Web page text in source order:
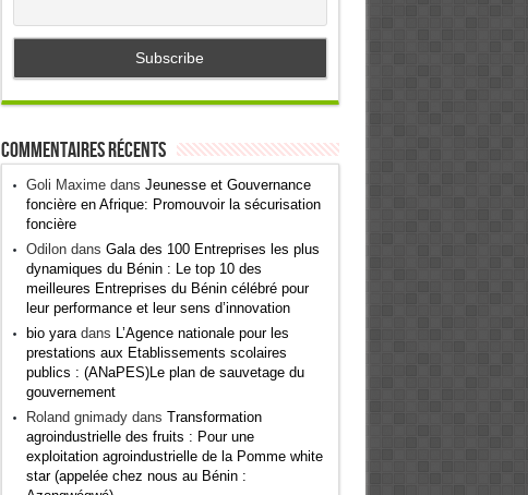
Commentaires récents
Goli Maximedans Jeunesse et Gouvernance
foncière en Afrique: Promouvoir la sécurisation
foncière
Odilondans Gala des 100 Entreprises les plus
dynamiques du Bénin : Le top 10 des
meilleures Entreprises du Bénin célébré pour
leur performance et leur sens d’innovation
bio yaradans L’Agence nationale pour les
prestations aux Etablissements scolaires
publics : (ANaPES)Le plan de sauvetage du
gouvernement
Roland gnimadydans Transformation
agroindustrielle des fruits : Pour une
exploitation agroindustrielle de la Pomme white
star (appelée chez nous au Bénin :